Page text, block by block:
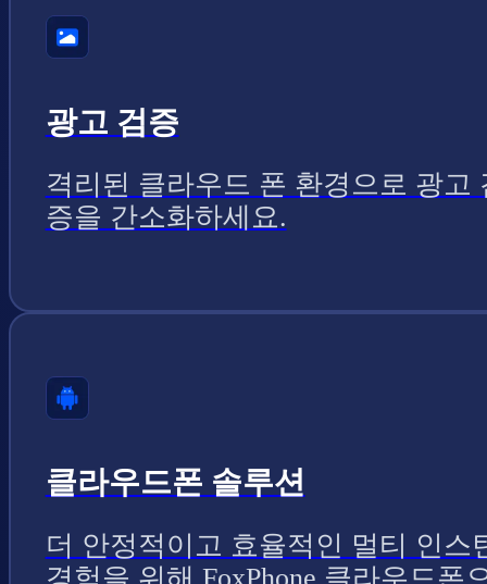
광고 검증
격리된 클라우드 폰 환경으로 광고
증을 간소화하세요.
클라우드폰 솔루션
더 안정적이고 효율적인 멀티 인스